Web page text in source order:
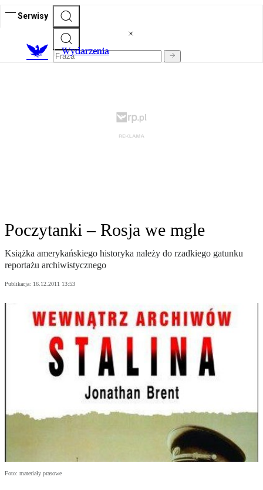
Serwisy
Wydarzenia
Poczytanki – Rosja we mgle
Książka amerykańskiego historyka należy do rzadkiego gatunku
reportażu archiwistycznego
Publikacja: 16.12.2011 13:53
Foto: materiały prasowe